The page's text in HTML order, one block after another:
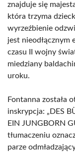
znajduje się
która trzyma
wyrzeźbienie
jest nieodłącznym
czasu II wojny
miedziany
uroku.
Fontanna została
inskrypcja: „DES
EIN JUNGBORN
tłumaczeniu
parze